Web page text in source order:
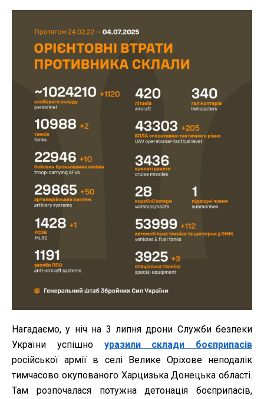
Нагадаємо, у ніч на 3 липня дрони Служби безпеки
України успішно уразили склади боєприпасів
російської армії в селі Велике Оріхове неподалік
тимчасово окупованого Харцизька Донецька області.
Там розпочалася потужна детонація боєприпасів,